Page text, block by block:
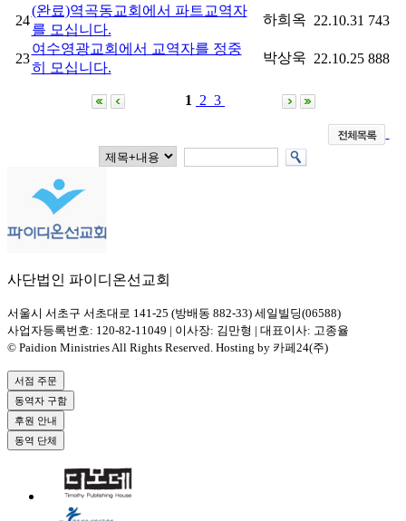
24
(완료)역곡동교회에서 파트교역자
를 모십니다.
하희옥 22.10.31 743
23
여수영광교회에서 교역자를 정중
히 모십니다.
박상욱 22.10.25 888
1 2 3
사단법인 파이디온선교회
서울시 서초구 서초대로 141-25 (방배동 882-33) 세일빌딩(06588)
사업자등록번호: 120-82-11049 | 이사장: 김만형 | 대표이사: 고종율
© Paidion Ministries All Rights Reserved. Hosting by 카페24(주)
서점 주문
동역자 구함
후원 안내
동역 단체